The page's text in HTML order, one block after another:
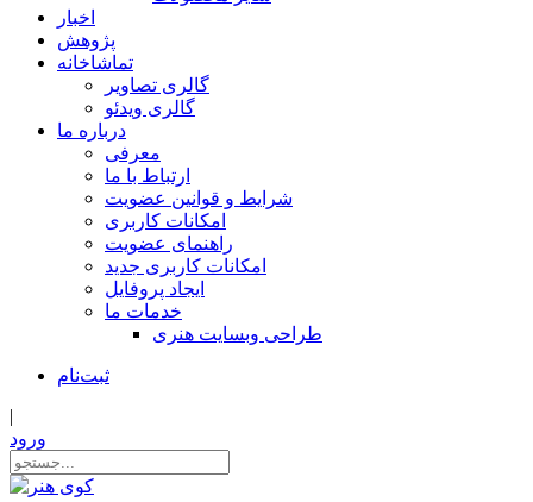
اخبار
پژوهش
تماشاخانه
گالری تصاویر
گالری ویدئو
درباره ما
معرفی
ارتباط با ما
شرایط و قوانین عضویت
امکانات کاربری
راهنمای عضویت
امکانات کاربری جدید
ایجاد پروفایل
خدمات ما
طراحی وبسایت هنری
ثبت‌نام
|
ورود